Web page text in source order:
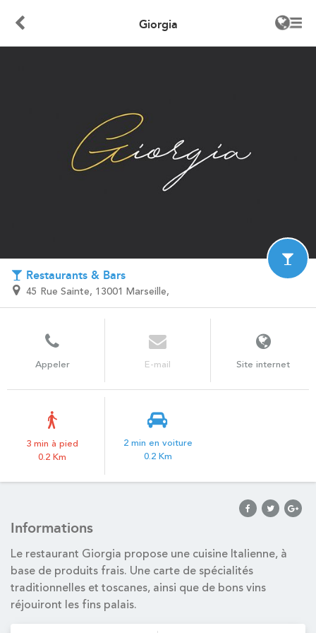
Giorgia
Restaurants & Bars
45 Rue Sainte, 13001 Marseille,
Appeler E-mail Site internet
3 min à pied
0.2 Km
2 min en voiture
0.2 Km
Informations
Le restaurant Giorgia propose une cuisine Italienne, à
base de produits frais. Une carte de spécialités
traditionnelles et toscanes, ainsi que de bons vins
réjouiront les fins palais.